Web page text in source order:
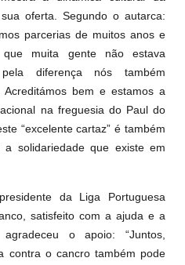
oferta. Segundo o autarca:
parcerias de muitos anos e
muita gente não estava
diferença nós também
bem e estamos a
na freguesia do Paul do
“excelente cartaz” é também
a solidariedade que existe em
da Liga Portuguesa
satisfeito com a ajuda e a
o apoio: “Juntos,
contra o cancro também pode